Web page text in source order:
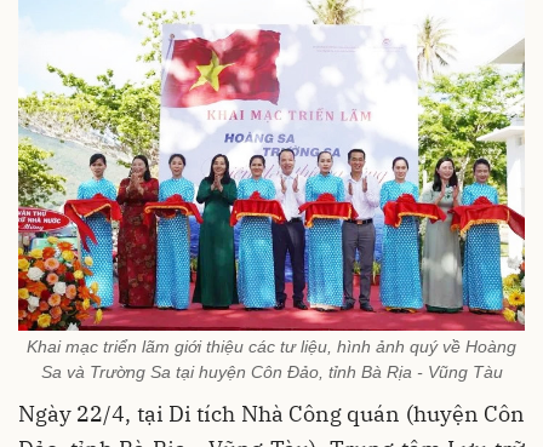
Khai mạc triển lãm giới thiệu các tư liệu, hình ảnh quý về Hoàng
Sa và Trường Sa tại huyện Côn Đảo, tỉnh Bà Rịa - Vũng Tàu
Ngày 22/4, tại Di tích Nhà Công quán (huyện Côn